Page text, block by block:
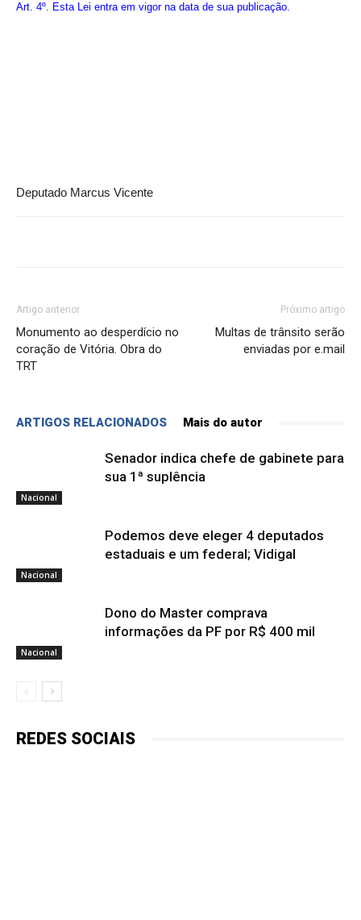
Art. 4º. Esta Lei entra em vigor na data de sua publicação.
Deputado Marcus Vicente
Artigo anterior
Monumento ao desperdício no
coração de Vitória. Obra do
TRT
Próximo artigo
Multas de trânsito serão
enviadas por e.mail
ARTIGOS RELACIONADOS Mais do autor
Nacional
Senador indica chefe de gabinete para
sua 1ª suplência
Nacional
Podemos deve eleger 4 deputados
estaduais e um federal; Vidigal
Nacional
Dono do Master comprava
informações da PF por R$ 400 mil
REDES SOCIAIS